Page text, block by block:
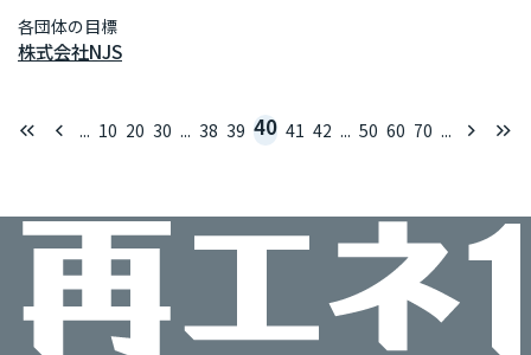
各団体の目標
株式会社NJS
keyboard_double_arrow_left keyboard_arrow_left ... 10 20 30 ... 38 39 40 41 42 ... 50 60 70 ... keyboard_arrow_right keyboard_double_arrow_right